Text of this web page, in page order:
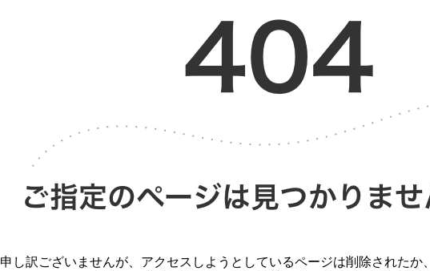
申し訳ございませんが、アクセスしようとしているページは削除されたか